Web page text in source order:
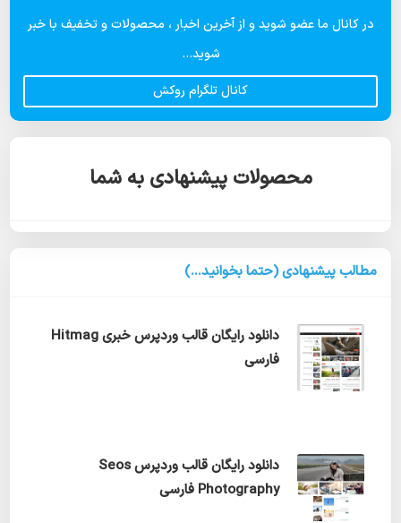
در کانال ما عضو شوید و از آخرین اخبار ، محصولات و تخفیف با خبر
شوید...
کانال تلگرام روکش
محصولات پیشنهادی به شما
مطالب پیشنهادی (حتما بخوانید...)
دانلود رایگان قالب وردپرس خبری Hitmag
فارسی
دانلود رایگان قالب وردپرس Seos
Photography فارسی